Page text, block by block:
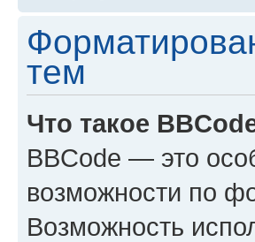
тем
Что такое
BBCode — это
возможности по
Возможность